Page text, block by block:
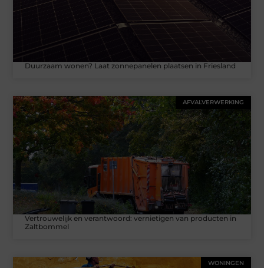
Duurzaam wonen? Laat zonnepanelen plaatsen in Friesland
AFVALVERWERKING
Vertrouwelijk en verantwoord: vernietigen van producten in
Zaltbommel
WONINGEN